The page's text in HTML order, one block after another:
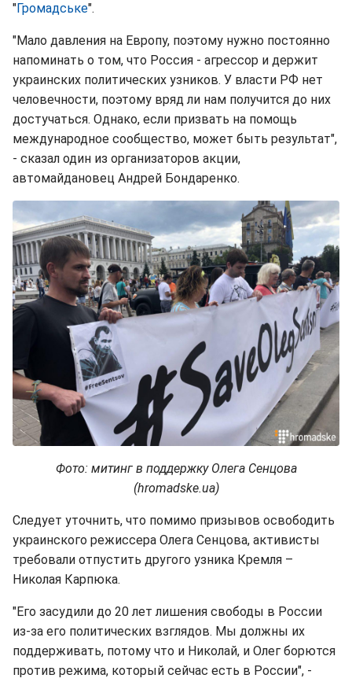
"Громадське".
"Мало давления на Европу, поэтому нужно постоянно
напоминать о том, что Россия - агрессор и держит
украинских политических узников. У власти РФ нет
человечности, поэтому вряд ли нам получится до них
достучаться. Однако, если призвать на помощь
международное сообщество, может быть результат",
- сказал один из организаторов акции,
автомайдановец Андрей Бондаренко.
Фото: митинг в поддержку Олега Сенцова
(hromadske.ua)
Следует уточнить, что помимо призывов освободить
украинского режиссера Олега Сенцова, активисты
требовали отпустить другого узника Кремля –
Николая Карпюка.
"Его засудили до 20 лет лишения свободы в России
из-за его политических взглядов. Мы должны их
поддерживать, потому что и Николай, и Олег борются
против режима, который сейчас есть в России", -